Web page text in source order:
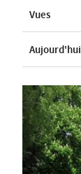
Vues
Aujourd'hui